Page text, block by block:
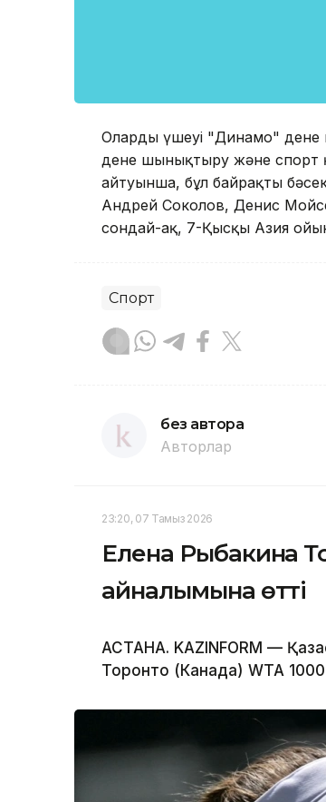
Олардың үшеуі "Динамо"
дене шынықтыру және спорт
айтуынша, бұл байрақты
Андрей Соколов, Денис
сондай-ақ, 7-Қысқы Азия
Спорт
без автора
Авторлар
23:20, 07 Тамыз 2026
Елена Рыбакина
айналымына өтті
АСТАНА. KAZINFORM —
Торонто (Канада) WTA 1000